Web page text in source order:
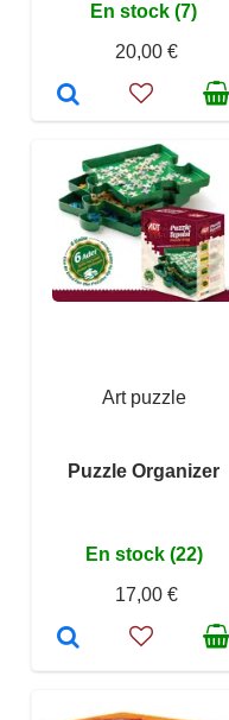
En stock (7)
20,00 €
Art puzzle
Puzzle Organizer
En stock (22)
17,00 €